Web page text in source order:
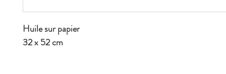
Huile sur papier
32 x 52 cm